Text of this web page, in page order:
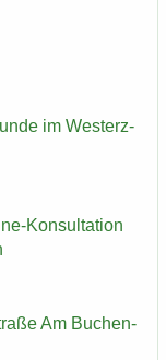
im West­erz­
​Konsultation
Am Bu­chen­